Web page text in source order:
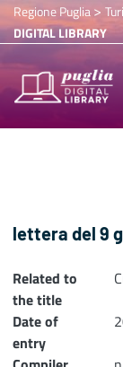
Regione Puglia>
DIGITAL LIBRARY
lettera del 9
Related to
the title
Date of
entry